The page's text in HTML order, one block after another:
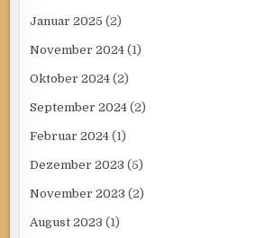
Januar 2025 (2)
November 2024 (1)
Oktober 2024 (2)
September 2024 (2)
Februar 2024 (1)
Dezember 2023 (5)
November 2023 (2)
August 2023 (1)